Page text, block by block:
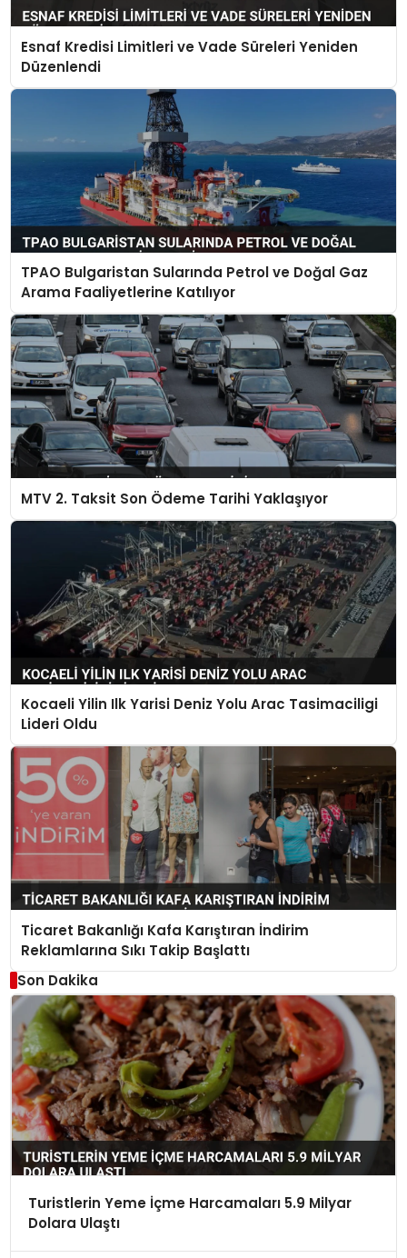
Esnaf Kredisi Limitleri ve Vade Süreleri Yeniden
Düzenlendi
TPAO Bulgaristan Sularında Petrol ve Doğal Gaz
Arama Faaliyetlerine Katılıyor
MTV 2. Taksit Son Ödeme Tarihi Yaklaşıyor
Kocaeli Yilin Ilk Yarisi Deniz Yolu Arac Tasimaciligi
Lideri Oldu
Ticaret Bakanlığı Kafa Karıştıran İndirim
Reklamlarına Sıkı Takip Başlattı
Son Dakika
Turistlerin Yeme İçme Harcamaları 5.9 Milyar
Dolara Ulaştı